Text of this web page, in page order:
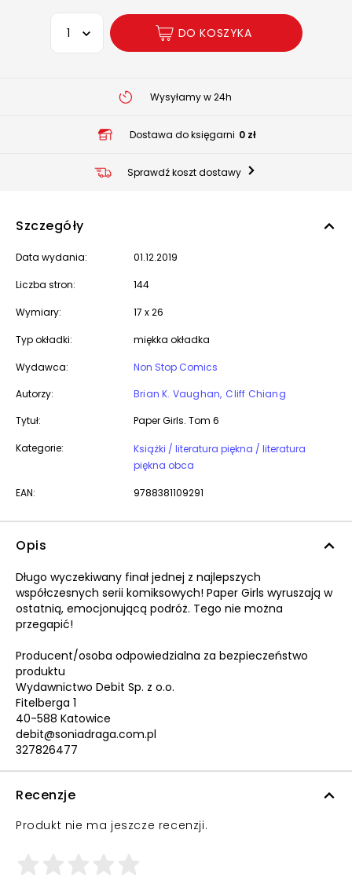
Wybierz opcję
DO KOSZYKA
Wysyłamy w 24h
Dostawa do księgarni 0 zł
Sprawdź koszt dostawy
Szczegóły
Data wydania: 01.12.2019
Liczba stron: 144
Wymiary: 17 x 26
Typ okładki: miękka okładka
Wydawca:
Non Stop Comics
Autorzy:
Brian K. Vaughan Cliff Chiang
Tytuł:
Paper Girls. Tom 6
Kategorie:
Książki / literatura piękna / literatura
piękna obca
EAN: 9788381109291
Opis
Długo wyczekiwany finał jednej z najlepszych
współczesnych serii komiksowych! Paper Girls wyruszają w
ostatnią, emocjonującą podróż. Tego nie można
przegapić!
Producent/osoba odpowiedzialna za bezpieczeństwo
produktu
Wydawnictwo Debit Sp. z o.o.
Fitelberga 1
40-588 Katowice
debit@soniadraga.com.pl
327826477
Recenzje
Produkt nie ma jeszcze recenzji.